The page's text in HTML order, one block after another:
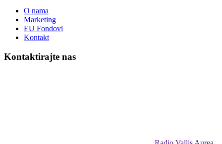
O nama
Marketing
EU Fondovi
Kontakt
Kontaktirajte nas